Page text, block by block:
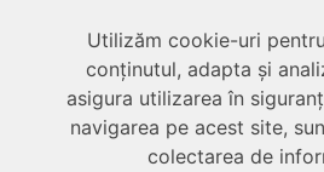
Utilizator
Utilizăm cookie-uri
conținutul, adapta și
asigura utilizarea în
navigarea pe acest site,
colectarea de